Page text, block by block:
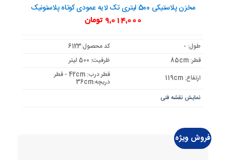
مخزن پلاستیکی 500 لیتری تک لایه عمودی کوتاه پلاستونیک
9,014,000 تومان
طول: -
کد محصول:6123
قطر: 85cm
ظرفیت: 500 لیتر
ارتفاع: 119cm
قطر درب: 42cm - قطر
دریچه:36cm
نمایش نقشه فنی
فروش ویژه